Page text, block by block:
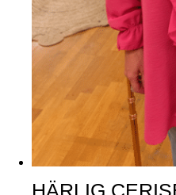
HÄRLIG